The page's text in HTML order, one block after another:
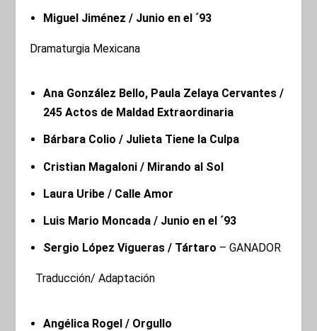
Miguel Jiménez / Junio en el ´93
Dramaturgia Mexicana
Ana González Bello, Paula Zelaya Cervantes /
245 Actos de Maldad Extraordinaria
Bárbara Colio / Julieta Tiene la Culpa
Cristian Magaloni / Mirando al Sol
Laura Uribe / Calle Amor
Luis Mario Moncada / Junio en el ´93
Sergio López Vigueras / Tártaro – GANADOR
Traducción/ Adaptación
Angélica Rogel / Orgullo